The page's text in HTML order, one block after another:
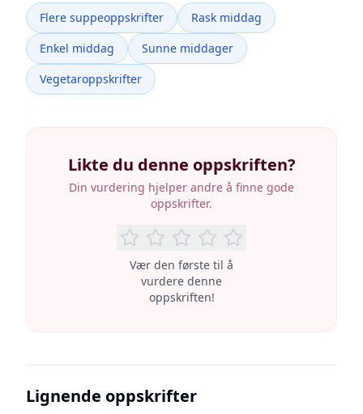
Flere suppeoppskrifter
Rask middag
Enkel middag
Sunne middager
Vegetaroppskrifter
Likte du denne oppskriften?
Din vurdering hjelper andre å finne gode
oppskrifter.
Vær den første til å
vurdere denne
oppskriften!
Lignende oppskrifter